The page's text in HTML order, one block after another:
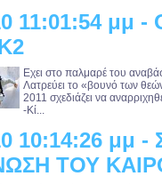
11:01:54 μμ -
Εχει στο παλμαρέ του
Λατρεύει το «βουνό των
2011 σχεδιάζει να
-Κί...
10:14:26 μμ
ΤΟΥ